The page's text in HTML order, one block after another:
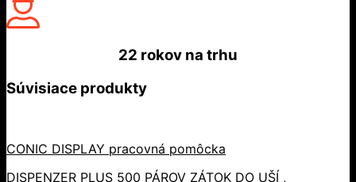
22 rokov na trhu
Súvisiace produkty
CONIC DISPLAY pracovná pomôcka
DISPENZER PLUS 500 PÁROV ZÁTOK DO UŠÍ ,